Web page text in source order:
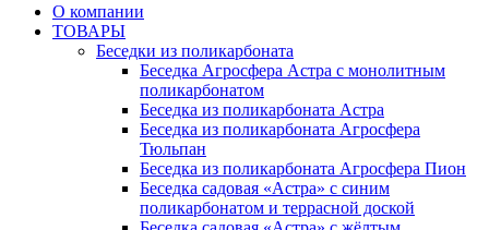
О компании
ТОВАРЫ
Беседки из поликарбоната
Беседка Агросфера Астра с монолитным
поликарбонатом
Беседка из поликарбоната Астра
Беседка из поликарбоната Агросфера
Тюльпан
Беседка из поликарбоната Агросфера Пион
Беседка садовая «Астра» с синим
поликарбонатом и террасной доской